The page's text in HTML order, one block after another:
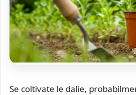
Se coltivate le dalie,